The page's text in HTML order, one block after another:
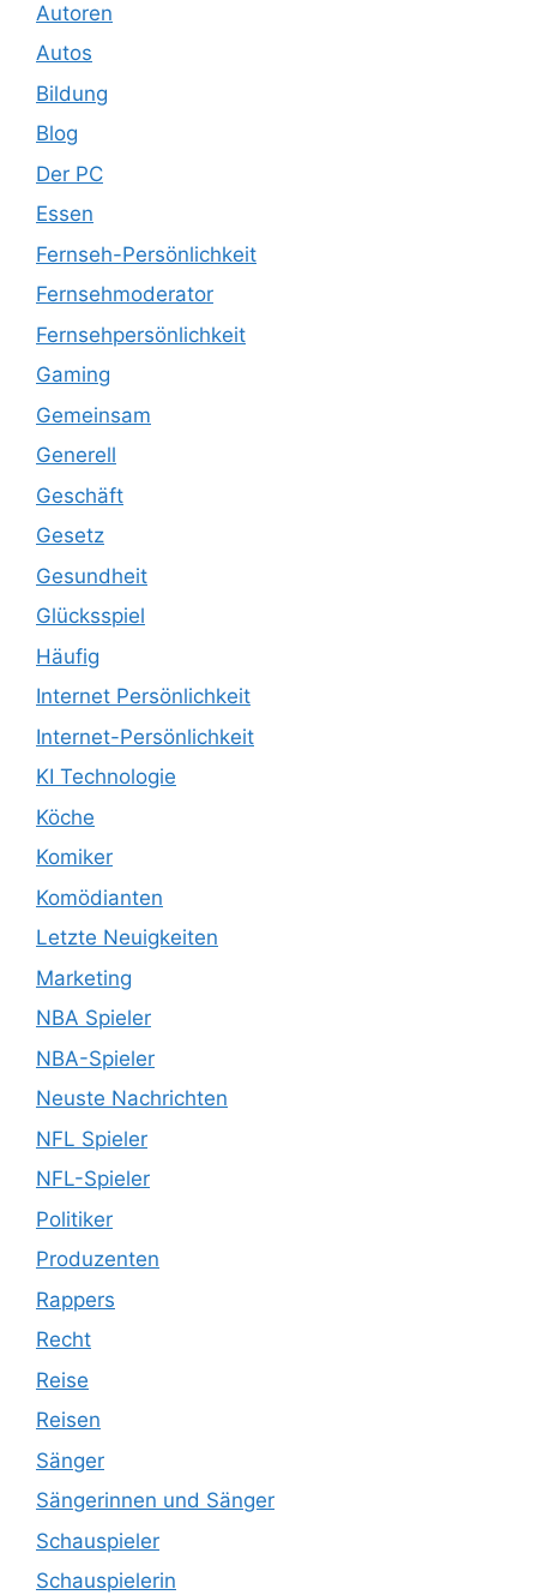
Autoren
Autos
Bildung
Blog
Der PC
Essen
Fernseh-Persönlichkeit
Fernsehmoderator
Fernsehpersönlichkeit
Gaming
Gemeinsam
Generell
Geschäft
Gesetz
Gesundheit
Glücksspiel
Häufig
Internet Persönlichkeit
Internet-Persönlichkeit
KI Technologie
Köche
Komiker
Komödianten
Letzte Neuigkeiten
Marketing
NBA Spieler
NBA-Spieler
Neuste Nachrichten
NFL Spieler
NFL-Spieler
Politiker
Produzenten
Rappers
Recht
Reise
Reisen
Sänger
Sängerinnen und Sänger
Schauspieler
Schauspielerin